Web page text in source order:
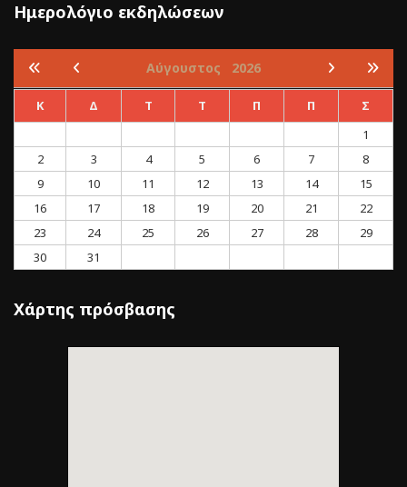
Ημερολόγιο εκδηλώσεων
Αύγουστος 2026
Κ Δ Τ Τ Π Π
Σ
1
2
3 4 5 6 7
8
9
10 11 12 13 14
15
16
17 18 19 20 21
22
23
24 25 26 27 28
29
30
31
Χάρτης πρόσβασης